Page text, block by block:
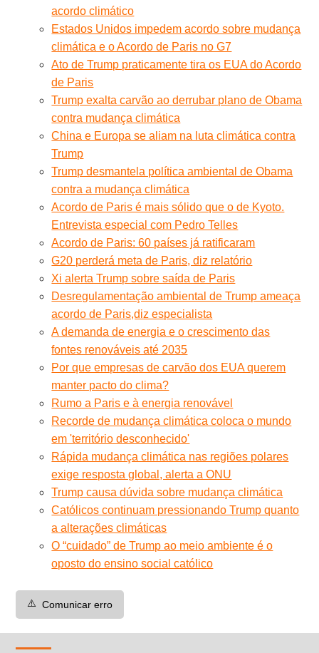
acordo climático
Estados Unidos impedem acordo sobre mudança
climática e o Acordo de Paris no G7
Ato de Trump praticamente tira os EUA do Acordo
de Paris
Trump exalta carvão ao derrubar plano de Obama
contra mudança climática
China e Europa se aliam na luta climática contra
Trump
Trump desmantela política ambiental de Obama
contra a mudança climática
Acordo de Paris é mais sólido que o de Kyoto.
Entrevista especial com Pedro Telles
Acordo de Paris: 60 países já ratificaram
G20 perderá meta de Paris, diz relatório
Xi alerta Trump sobre saída de Paris
Desregulamentação ambiental de Trump ameaça
acordo de Paris,diz especialista
A demanda de energia e o crescimento das
fontes renováveis até 2035
Por que empresas de carvão dos EUA querem
manter pacto do clima?
Rumo a Paris e à energia renovável
Recorde de mudança climática coloca o mundo
em 'território desconhecido'
Rápida mudança climática nas regiões polares
exige resposta global, alerta a ONU
Trump causa dúvida sobre mudança climática
Católicos continuam pressionando Trump quanto
a alterações climáticas
O “cuidado” de Trump ao meio ambiente é o
oposto do ensino social católico
⚠️ Comunicar erro